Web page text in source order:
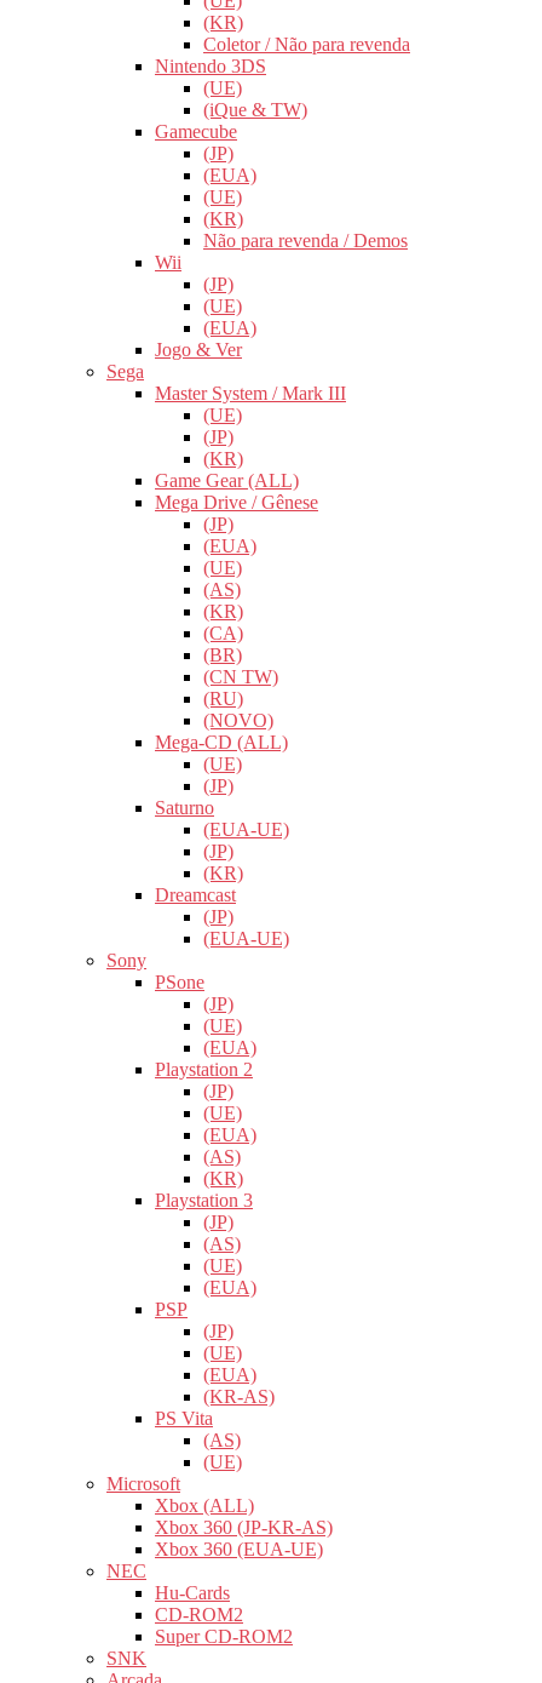
(KR)
Coletor / Não para revenda
Nintendo 3DS
(UE)
(iQue & TW)
Gamecube
(JP)
(EUA)
(UE)
(KR)
Não para revenda / Demos
Wii
(JP)
(UE)
(EUA)
Jogo & Ver
Sega
Master System / Mark III
(UE)
(JP)
(KR)
Game Gear (ALL)
Mega Drive / Gênese
(JP)
(EUA)
(UE)
(AS)
(KR)
(CA)
(BR)
(CN TW)
(RU)
(NOVO)
Mega-CD (ALL)
(UE)
(JP)
Saturno
(EUA-UE)
(JP)
(KR)
Dreamcast
(JP)
(EUA-UE)
Sony
PSone
(JP)
(UE)
(EUA)
Playstation 2
(JP)
(UE)
(EUA)
(AS)
(KR)
Playstation 3
(JP)
(AS)
(UE)
(EUA)
PSP
(JP)
(UE)
(EUA)
(KR-AS)
PS Vita
(AS)
(UE)
Microsoft
Xbox (ALL)
Xbox 360 (JP-KR-AS)
Xbox 360 (EUA-UE)
NEC
Hu-Cards
CD-ROM2
Super CD-ROM2
SNK